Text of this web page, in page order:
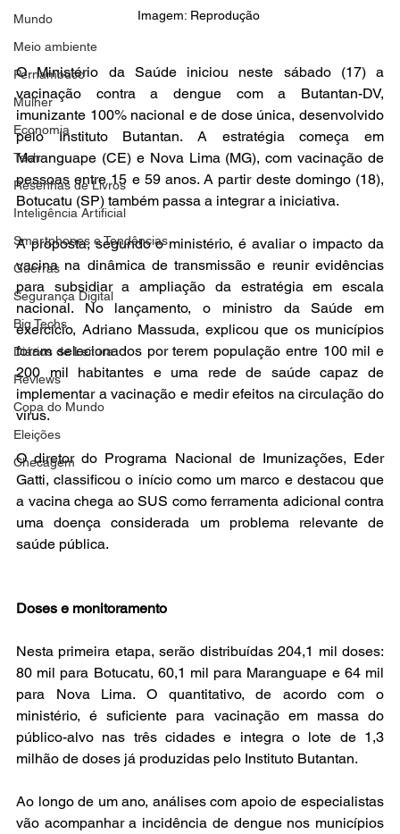
Mundo
Meio ambiente
Pernambuco
Mulher
Economia
Tech
Resenhas de Livros
Inteligência Artificial
Smartphones e Tendências
Guerras
Segurança Digital
Big Techs
Diários de Leitura
Reviews
Copa do Mundo
Eleições
Checagem
Imagem: Reprodução
O Ministério da Saúde iniciou neste sábado (17) a
vacinação contra a dengue com a Butantan-DV,
imunizante 100% nacional e de dose única, desenvolvido
pelo Instituto Butantan. A estratégia começa em
Maranguape (CE) e Nova Lima (MG), com vacinação de
pessoas entre 15 e 59 anos. A partir deste domingo (18),
Botucatu (SP) também passa a integrar a iniciativa.
A proposta, segundo o ministério, é avaliar o impacto da
vacina na dinâmica de transmissão e reunir evidências
para subsidiar a ampliação da estratégia em escala
nacional. No lançamento, o ministro da Saúde em
exercício, Adriano Massuda, explicou que os municípios
foram selecionados por terem população entre 100 mil e
200 mil habitantes e uma rede de saúde capaz de
implementar a vacinação e medir efeitos na circulação do
vírus.
O diretor do Programa Nacional de Imunizações, Eder
Gatti, classificou o início como um marco e destacou que
a vacina chega ao SUS como ferramenta adicional contra
uma doença considerada um problema relevante de
saúde pública.
Doses e monitoramento
Nesta primeira etapa, serão distribuídas 204,1 mil doses:
80 mil para Botucatu, 60,1 mil para Maranguape e 64 mil
para Nova Lima. O quantitativo, de acordo com o
ministério, é suficiente para vacinação em massa do
público-alvo nas três cidades e integra o lote de 1,3
milhão de doses já produzidas pelo Instituto Butantan.
Ao longo de um ano, análises com apoio de especialistas
vão acompanhar a incidência de dengue nos municípios